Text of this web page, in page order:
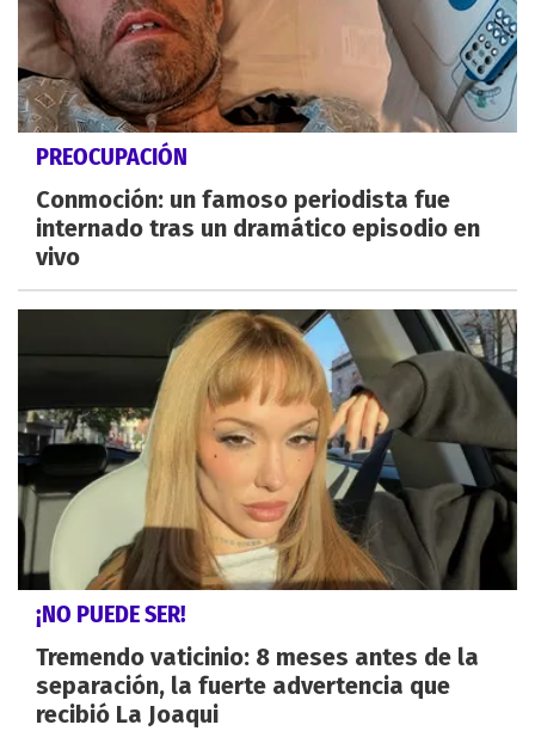
PREOCUPACIÓN
Conmoción: un famoso periodista fue
internado tras un dramático episodio en
vivo
¡NO PUEDE SER!
Tremendo vaticinio: 8 meses antes de la
separación, la fuerte advertencia que
recibió La Joaqui